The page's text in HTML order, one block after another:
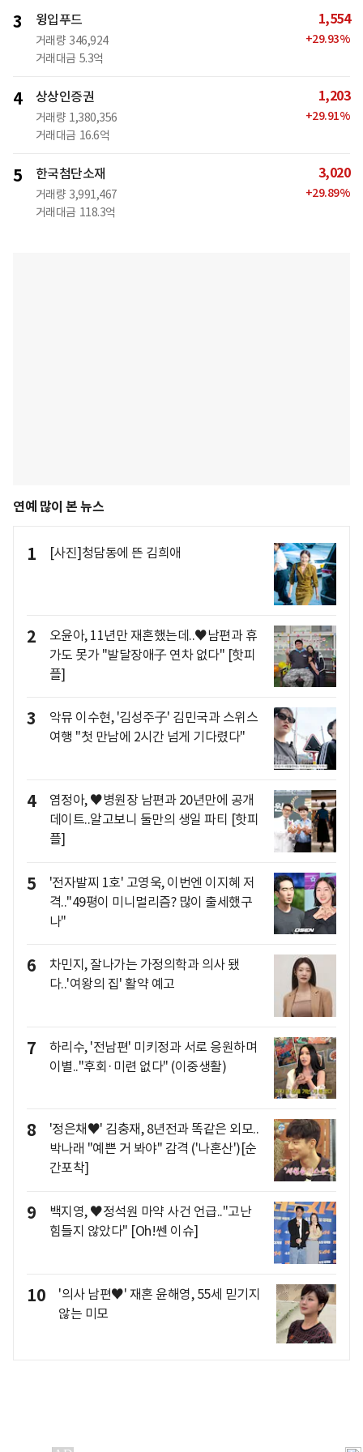
3 윙입푸드
거래량 346,924
거래대금 5.3억
1,554
+29.93%
4 상상인증권
거래량 1,380,356
거래대금 16.6억
1,203
+29.91%
5 한국첨단소재
거래량 3,991,467
거래대금 118.3억
3,020
+29.89%
연예 많이 본 뉴스
1 [사진]청담동에 뜬 김희애
2
오윤아, 11년만 재혼했는데..♥남편과 휴
가도 못가 "발달장애子 연차 없다" [핫피
플]
3
악뮤 이수현, '김성주子' 김민국과 스위스
여행 "첫 만남에 2시간 넘게 기다렸다"
4
염정아, ♥병원장 남편과 20년만에 공개
데이트..알고보니 둘만의 생일 파티 [핫피
플]
5
'전자발찌 1호' 고영욱, 이번엔 이지혜 저
격.."49평이 미니멀리즘? 많이 출세했구
나"
6
차민지, 잘나가는 가정의학과 의사 됐
다..'여왕의 집' 활약 예고
7
하리수, '전남편' 미키정과 서로 응원하며
이별.."후회·미련 없다" (이중생활)
8
'정은채♥' 김충재, 8년전과 똑같은 외모..
박나래 "예쁜 거 봐야" 감격 ('나혼산')[순
간포착]
9
백지영, ♥정석원 마약 사건 언급.."고난
힘들지 않았다" [Oh!쎈 이슈]
10
'의사 남편♥' 재혼 윤해영, 55세 믿기지
않는 미모